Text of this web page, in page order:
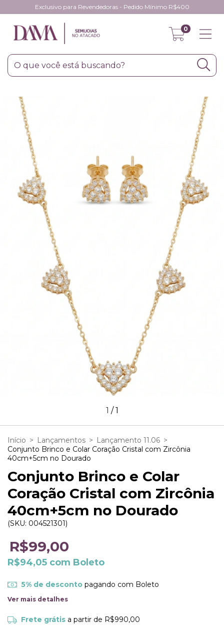
Exclusivo para Revendedoras - Pedido Mínimo R$400
0
1 /1
Início > Lançamentos > Lançamento 11.06 >
Conjunto Brinco e Colar Coração Cristal com Zircônia
40cm+5cm no Dourado
Conjunto Brinco e Colar
Coração Cristal com Zircônia
40cm+5cm no Dourado
(SKU: 004521301)
R$99,00
R$94,05 com Boleto
5% de descontopagando com Boleto
Ver mais detalhes
Frete grátis a partir de R$990,00